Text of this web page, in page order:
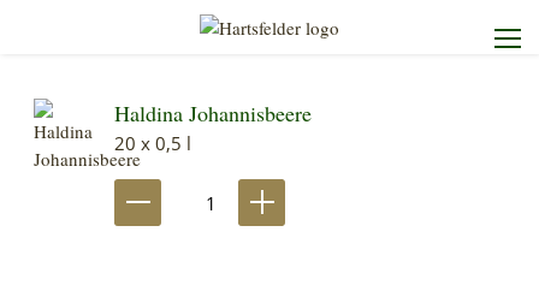
Startseite
Die Brauerei
Haldina Johannisbeere
20 x 0,5 l